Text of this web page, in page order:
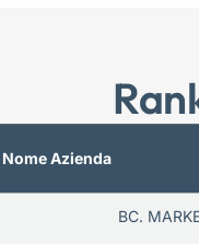
Nome Azienda
BC.